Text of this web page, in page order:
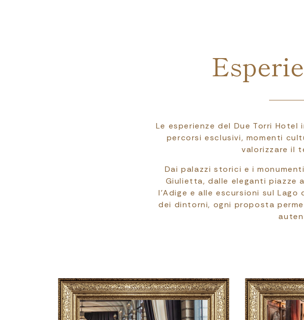
Le esperienze del Due Torri
percorsi esclusivi, momenti
valorizzare il
Dai palazzi storici e i
Giulietta, dalle eleganti piazze
l’Adige e alle escursioni sul
dei dintorni, ogni proposta